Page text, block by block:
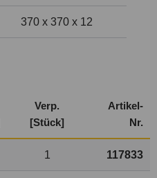
370 x 370 x 12
Verp.
[Stück]
Artikel-
Nr.
1 117833